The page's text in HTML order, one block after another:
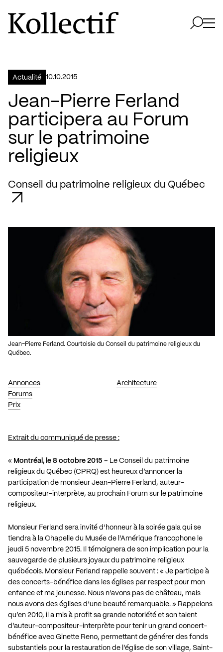
Aller à la page d'accueil
Logo Kollectif
Actualité 10.10.2015
Jean-Pierre Ferland
participera au Forum
sur le patrimoine
religieux
Conseil du patrimoine religieux du Québec
Annonces
Forums
Prix
Architecture
Jean-Pierre Ferland. Courtoisie du Conseil du patrimoine religieux du
Québec.
Extrait du communiqué de presse :
« Montréal, le 8 octobre 2015 – Le Conseil du patrimoine
religieux du Québec (CPRQ) est heureux d’annoncer la
participation de monsieur Jean-Pierre Ferland, auteur-
compositeur-interprète, au prochain Forum sur le patrimoine
religieux.
Monsieur Ferland sera invité d’honneur à la soirée gala qui se
tiendra à la Chapelle du Musée de l’Amérique francophone le
jeudi 5 novembre 2015. Il témoignera de son implication pour la
sauvegarde de plusieurs joyaux du patrimoine religieux
québécois. Monsieur Ferland rappelle souvent : « Je participe à
des concerts-bénéfice dans les églises par respect pour mon
enfance et ma jeunesse. Nous n’avons pas de château, mais
nous avons des églises d’une beauté remarquable. » Rappelons
qu’en 2010, il a mis à profit sa grande notoriété et son talent
d’auteur-compositeur-interprète pour tenir un grand concert-
bénéfice avec Ginette Reno, permettant de générer des fonds
substantiels pour la restauration de l’église de son village, Saint-